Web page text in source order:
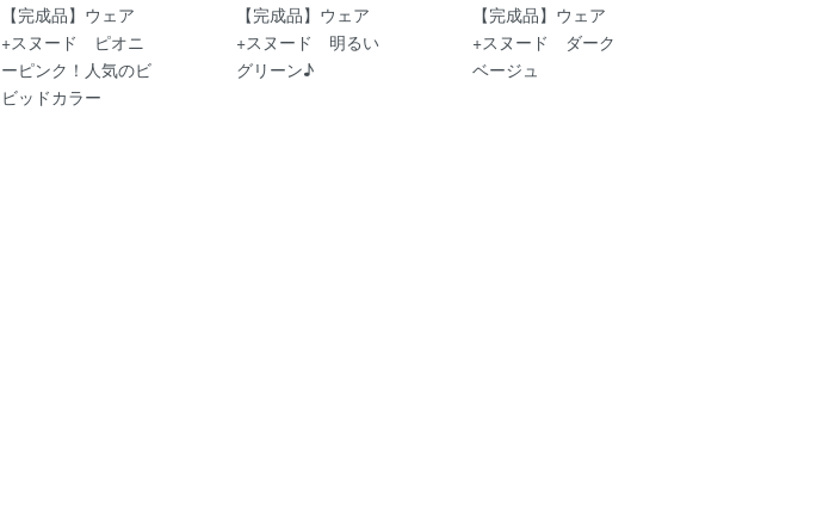
【完成品】ウェア
+スヌード ピオニ
ーピンク！人気のビ
ビッドカラー
【完成品】ウェア
+スヌード 明るい
グリーン♪
【完成品】ウェア
+スヌード ダーク
ベージュ